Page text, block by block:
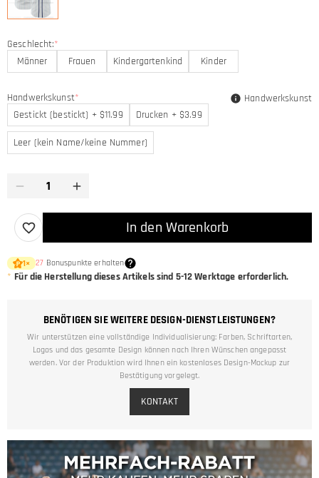
Geschlecht:*
Männer
Frauen Kindergartenkind Kinder
Handwerkskunst*
Gestickt (bestickt) + $11.99
Drucken + $3.99
Leer (kein Name/keine Nummer)
Handwerkskunst
In den Warenkorb
1× 27 Bonuspunkte erhalten
* Für die Herstellung dieses Artikels sind 5-12Werktage erforderlich.
BENÖTIGEN SIE WEITERE DESIGN-DIENSTLEISTUNGEN?
Wir unterstützen eine vollständige Individualisierung: Farben, Schriftarten,
Logos und das gesamte Design können nach Ihren Wünschen angepasst
werden. Vor der Produktion wird Ihnen ein kostenloses Design-Mockup zur
Bestätigung vorgelegt.
KONTAKT